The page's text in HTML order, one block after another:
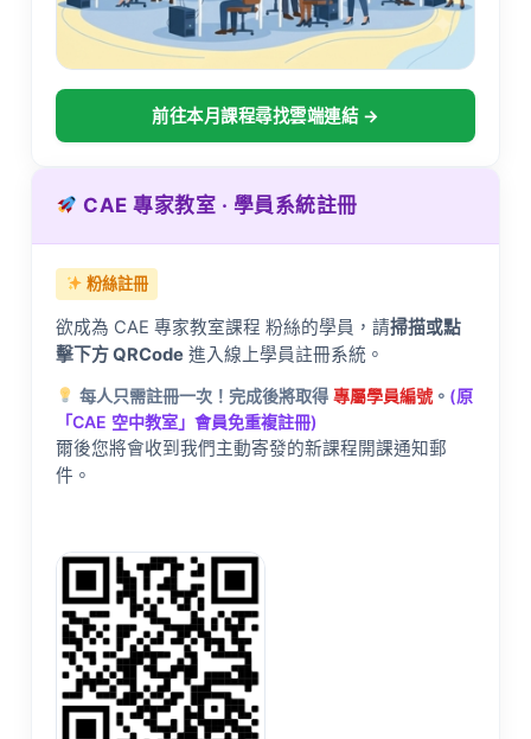
前往本月課程尋找雲端連結 →
CAE 專家教室 · 學員系統註冊
粉絲註冊
欲成為 CAE 專家教室課程 粉絲的學員，請掃描或點
擊下方 QRCode進入線上學員註冊系統。
每人只需註冊一次！完成後將取得 專屬學員編號。 (原
「CAE 空中教室」會員免重複註冊)
爾後您將會收到我們主動寄發的新課程開課通知郵
件。